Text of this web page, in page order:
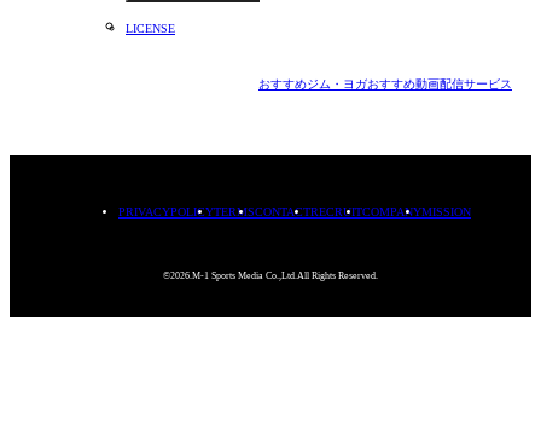
LICENSE
おすすめジム・ヨガおすすめ動画配信サービス
PRIVACYPOLICYTERMSCONTACTRECRUITCOMPANYMISSION
©2026.M-1 Sports Media Co.,Ltd.All Rights Reserved.